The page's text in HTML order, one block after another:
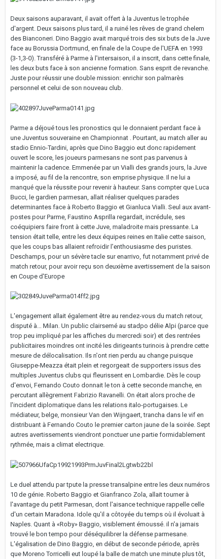
Deux saisons auparavant, il avait offert à la Juventus le trophée
d'argent. Deux saisons plus tard, il a ruiné les rêves de grand chelem
des Bianconeri. Dino Baggio avait marqué trois des six buts de la Juve
face au Borussia Dortmund, en finale de la Coupe de l'UEFA en 1993
(3-1,3-0). Transféré à Parme à l'intersaison, il a inscrit, dans cette finale,
les deux buts face à son ancienne formation. Sans esprit de revanche.
Juste pour réussir une double mission: enrichir son palmarès
personnel et celui de son nouveau club.
Parme a déjoué tous les pronostics qui le donnaient perdant face à
une Juventus souveraine en Championnat . Pourtant, au match aller au
stadio Ennio-Tardini, après que Dino Baggio eut donc rapidement
ouvert le score, les joueurs parmesans ne sont pas parvenus à
maintenir la cadence. Emmenée par un Vialli des grands jours, la Juve
a imposé, au fil de la rencontre, son emprise physique. Il ne lui a
manqué que la réussite pour revenir à hauteur. Sans compter que Luca
Bucci, le gardien parmesan, allait réaliser quelques parades
determinantes face à Roberto Baggio et Gianluca Vialli. Seul aux avant-
postes pour Parme, Faustino Asprilla regardait, incrédule, ses
coéquipiers faire front à cette Juve, maladroite mais pressante. La
tension était telle, entre les deux équipes reines en Italie cette saison,
que les coups bas allaient refroidir l'enthousiasme des puristes.
Deschamps, pour un sévère tacle sur enarrivo, fut notamment privé de
match retour, pour avoir reçu son deuxième avertissement de la saison
en Coupe d'Europe
L'engagement allait également être au rendez-vous du match retour,
disputé à... Milan. Un public clairsemé au stadpo délie Alpi (parce que
trop peu impliqué par les affiches du mercredi soir) et des rentrées
publicitaires moindres ont incité les dirigeants turinois à prendre cette
mesure de délocalisation. Ils n'ont rien perdu au change puisque
Giuseppe-Meazza était plein et regorgeait de supporters issus des
multiples Juventus clubs qui fleurissent en Lombardie. Dès le coup
d'envoi, Fernando Couto donnait le ton à cette seconde manche, en
percutant allègrement Fabrizio Ravanelli. On était alors proche de
l'incident diplomatique dans les relations italo-portugaises. Le
médiateur, belge, monsieur Van den Wijngaert, trancha dans le vif en
distribuant à Fernando Couto le premier carton jaune de la soirée. Sept
autres avertissements viendront ponctuer une partie formidablement
rythmée, mais a climat electrique.
Le duel attendu par tpute la presse transalpine entre les deux numéros
10 de génie. Roberto Baggio et Gianfranco Zola, allait tourner à
l'avantage du petit Parmesan, dont l'aisance technique rappelle celle
d'un certain Maradona. Idole qu'il a côtoyée du temps où il évoluait à
Naples. Quant à «Roby» Baggio, visiblement émoussé. il n'a jamais
trouvé le bon tempo pour déséquilibrer la défense parmesane.
L'égalisation de Dino Baggio, en début de seconde période, après
que Moreno Torricelli eut loupé la balle de match une minute plus tôt,